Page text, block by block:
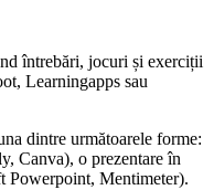
întrebări, jocuri și exerciții
Learningapps sau
dintre următoarele forme:
Canva), o prezentare în
Powerpoint, Mentimeter).